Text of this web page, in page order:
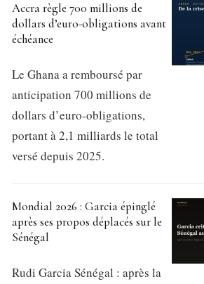
Accra règle 700 millions de
dollars d’euro-obligations avant
échéance
Le Ghana a remboursé par
anticipation 700 millions de
dollars d’euro-obligations,
portant à 2,1 milliards le total
versé depuis 2025.
Mondial 2026 : Garcia épinglé
après ses propos déplacés sur le
Sénégal
Rudi Garcia Sénégal : après la